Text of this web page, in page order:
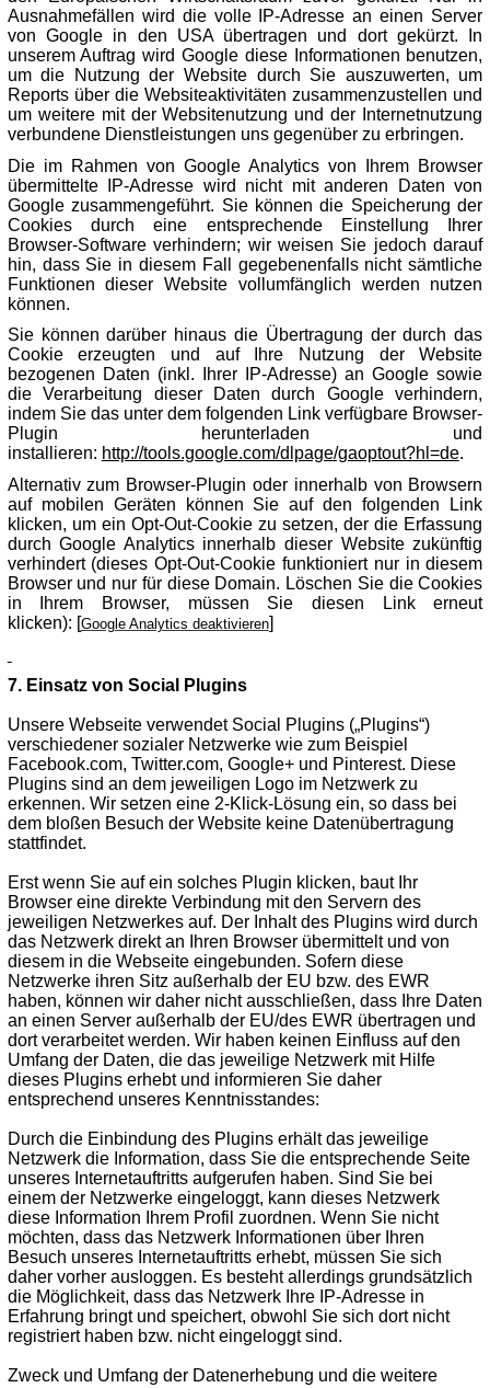
Ausnahmefällen wird die volle IP-Adresse an einen Server
von Google in den USA übertragen und dort gekürzt. In
unserem Auftrag wird Google diese Informationen benutzen,
um die Nutzung der Website durch Sie auszuwerten, um
Reports über die Websiteaktivitäten zusammenzustellen und
um weitere mit der Websitenutzung und der Internetnutzung
verbundene Dienstleistungen uns gegenüber zu erbringen.
Die im Rahmen von Google Analytics von Ihrem Browser
übermittelte IP-Adresse wird nicht mit anderen Daten von
Google zusammengeführt. Sie können die Speicherung der
Cookies durch eine entsprechende Einstellung Ihrer
Browser-Software verhindern; wir weisen Sie jedoch darauf
hin, dass Sie in diesem Fall gegebenenfalls nicht sämtliche
Funktionen dieser Website vollumfänglich werden nutzen
können.
Sie können darüber hinaus die Übertragung der durch das
Cookie erzeugten und auf Ihre Nutzung der Website
bezogenen Daten (inkl. Ihrer IP-Adresse) an Google sowie
die Verarbeitung dieser Daten durch Google verhindern,
indem Sie das unter dem folgenden Link verfügbare Browser-
Plugin herunterladen und
installieren: http://tools.google.com/dlpage/gaoptout?hl=de.
Alternativ zum Browser-Plugin oder innerhalb von Browsern
auf mobilen Geräten können Sie auf den folgenden Link
klicken, um ein Opt-Out-Cookie zu setzen, der die Erfassung
durch Google Analytics innerhalb dieser Website zukünftig
verhindert (dieses Opt-Out-Cookie funktioniert nur in diesem
Browser und nur für diese Domain. Löschen Sie die Cookies
in Ihrem Browser, müssen Sie diesen Link erneut
klicken): [Google Analytics deaktivieren]
7. Einsatz von Social Plugins
Unsere Webseite verwendet Social Plugins („Plugins“)
verschiedener sozialer Netzwerke wie zum Beispiel
Facebook.com, Twitter.com, Google+ und Pinterest. Diese
Plugins sind an dem jeweiligen Logo im Netzwerk zu
erkennen. Wir setzen eine 2-Klick-Lösung ein, so dass bei
dem bloßen Besuch der Website keine Datenübertragung
stattfindet.
Erst wenn Sie auf ein solches Plugin klicken, baut Ihr
Browser eine direkte Verbindung mit den Servern des
jeweiligen Netzwerkes auf. Der Inhalt des Plugins wird durch
das Netzwerk direkt an Ihren Browser übermittelt und von
diesem in die Webseite eingebunden. Sofern diese
Netzwerke ihren Sitz außerhalb der EU bzw. des EWR
haben, können wir daher nicht ausschließen, dass Ihre Daten
an einen Server außerhalb der EU/des EWR übertragen und
dort verarbeitet werden. Wir haben keinen Einfluss auf den
Umfang der Daten, die das jeweilige Netzwerk mit Hilfe
dieses Plugins erhebt und informieren Sie daher
entsprechend unseres Kenntnisstandes:
Durch die Einbindung des Plugins erhält das jeweilige
Netzwerk die Information, dass Sie die entsprechende Seite
unseres Internetauftritts aufgerufen haben. Sind Sie bei
einem der Netzwerke eingeloggt, kann dieses Netzwerk
diese Information Ihrem Profil zuordnen. Wenn Sie nicht
möchten, dass das Netzwerk Informationen über Ihren
Besuch unseres Internetauftritts erhebt, müssen Sie sich
daher vorher ausloggen. Es besteht allerdings grundsätzlich
die Möglichkeit, dass das Netzwerk Ihre IP-Adresse in
Erfahrung bringt und speichert, obwohl Sie sich dort nicht
registriert haben bzw. nicht eingeloggt sind.
Zweck und Umfang der Datenerhebung und die weitere